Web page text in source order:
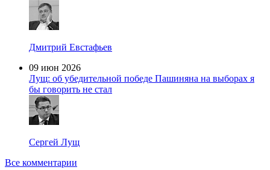
Дмитрий Евстафьев
09 июн 2026
Лущ: об убедительной победе Пашиняна на выборах я
бы говорить не стал
Сергей Лущ
Все комментарии